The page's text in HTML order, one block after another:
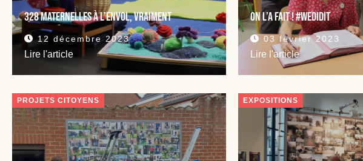
328 maternelles à L’Envol, vraiment
12 décembre 2023
Lire l'article
On l’a fait ! #Wedidit
03 février 2023
Lire l'article
PROJETS CITOYENS EXPOSITIONS